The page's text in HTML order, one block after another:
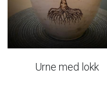
Urne med lokk